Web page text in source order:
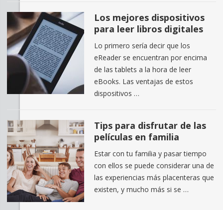
Los mejores dispositivos
para leer libros digitales
Lo primero sería decir que los
eReader se encuentran por encima
de las tablets a la hora de leer
eBooks. Las ventajas de estos
dispositivos …
Tips para disfrutar de las
películas en familia
Estar con tu familia y pasar tiempo
con ellos se puede considerar una de
las experiencias más placenteras que
existen, y mucho más si se …